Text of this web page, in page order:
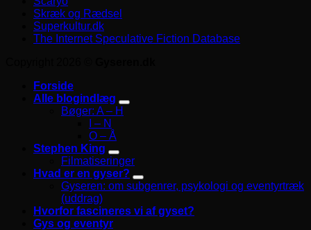
Skræk og Rædsel
Superkultur.dk
The Internet Speculative Fiction Database
Forside
Alle blogindlæg
Bøger: A – H
I – N
O – Å
Stephen King
Filmatiseringer
Hvad er en gyser?
Gyseren: om subgenrer, psykologi og eventyrtræk
(uddrag)
Hvorfor fascineres vi af gyset?
Gys og eventyr